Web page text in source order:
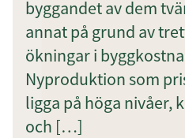
byggandet av dem
annat på grund av
ökningar i
Nyproduktion som
ligga på höga nivåer,
och […]